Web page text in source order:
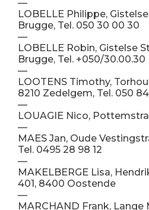
—
LOBELLE Philippe,
Brugge, Tel. 050 30 00 30
—
LOBELLE Robin, Gistelse
Brugge, Tel. +050/30.00.30
—
LOOTENS Timothy,
8210 Zedelgem, Tel. 050
—
LOUAGIE Nico,
—
MAES Jan, Oude
Tel. 0495 28 98 12
—
MAKELBERGE Lisa,
401, 8400 Oostende
—
MARCHAND Frank,